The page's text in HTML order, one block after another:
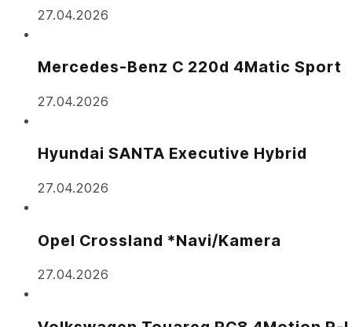
27.04.2026
Mercedes-Benz C 220d 4Matic Sport
27.04.2026
Hyundai SANTA Executive Hybrid
27.04.2026
Opel Crossland *Navi/Kamera
27.04.2026